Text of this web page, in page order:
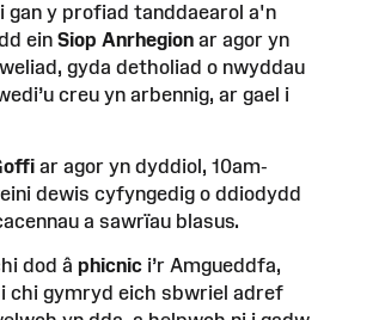
gan y profiad tanddaearol a'n
einSiop Anrhegionar agor yn
gyda detholiad o nwyddau
creu yn arbennig, ar gael i
ar agor yn dyddiol, 10am-
dewis cyfyngedig o ddiodydd
a sawrïau blasus.
dod âphicnic i’r Amgueddfa,
chi gymryd eich sbwriel adref